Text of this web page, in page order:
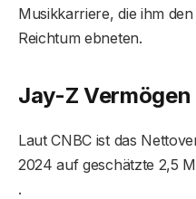
Musikkarriere, die ihm
Reichtum ebneten.
Jay-Z Vermögen
Laut CNBC ist das
2024 auf geschätzte 2,5
.